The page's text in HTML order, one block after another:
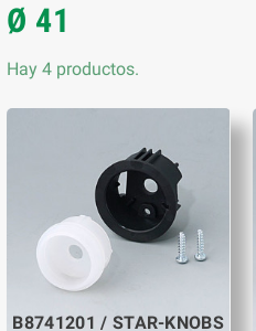
Ø 41
Hay 4 productos.
B8741201 / STAR-KNOBS